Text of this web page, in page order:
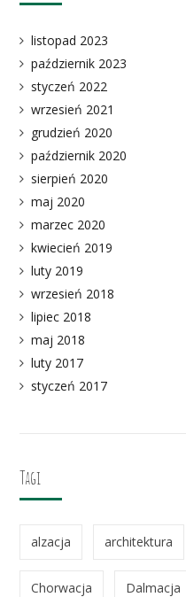
listopad 2023
październik 2023
styczeń 2022
wrzesień 2021
grudzień 2020
październik 2020
sierpień 2020
maj 2020
marzec 2020
kwiecień 2019
luty 2019
wrzesień 2018
lipiec 2018
maj 2018
luty 2017
styczeń 2017
Tagi
alzacja architektura
Chorwacja Dalmacja